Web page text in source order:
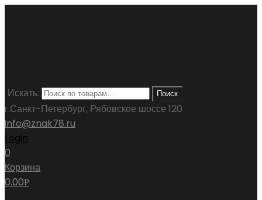
Искать: Поиск
г.Санкт-Петербург, Рябовское шоссе 120
info@znak78.ru
Login
0
Корзина
0.00Р